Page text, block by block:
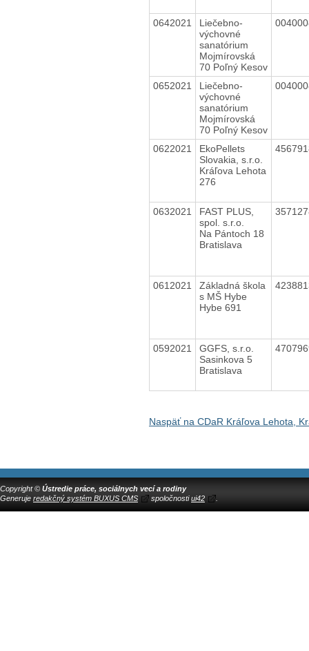
0642021
Liečebno-
výchovné
sanatórium
Mojmírovská
70 Poľný Kesov
0652021
Liečebno-
výchovné
sanatórium
Mojmírovská
70 Poľný Kesov
0622021
EkoPellets
Slovakia, s.r.o.
Kráľova Lehota
276
0632021
FAST PLUS,
spol. s.r.o.
Na Pántoch 18
Bratislava
0612021
Základná škola
s MŠ Hybe
Hybe 691
0592021
GGFS, s.r.o.
Sasinkova 5
Bratislava
Naspäť na CDaR Kráľova Lehota,
Copyright © Ústredie práce, sociálnych vecí a rodiny
Generuje redakčný systém BUXUS CMS spoločnostiui42